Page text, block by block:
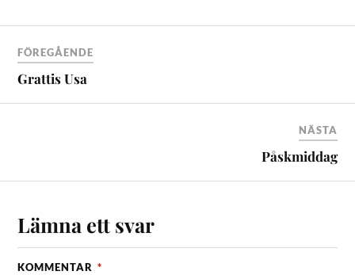
FÖREGÅENDE
Grattis Usa
NÄSTA
Påskmiddag
Lämna ett svar
KOMMENTAR *